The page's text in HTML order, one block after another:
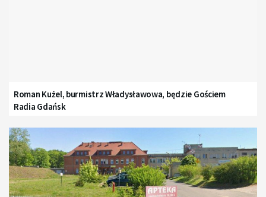
Roman Kużel, burmistrz Władysławowa, będzie Gościem
Radia Gdańsk